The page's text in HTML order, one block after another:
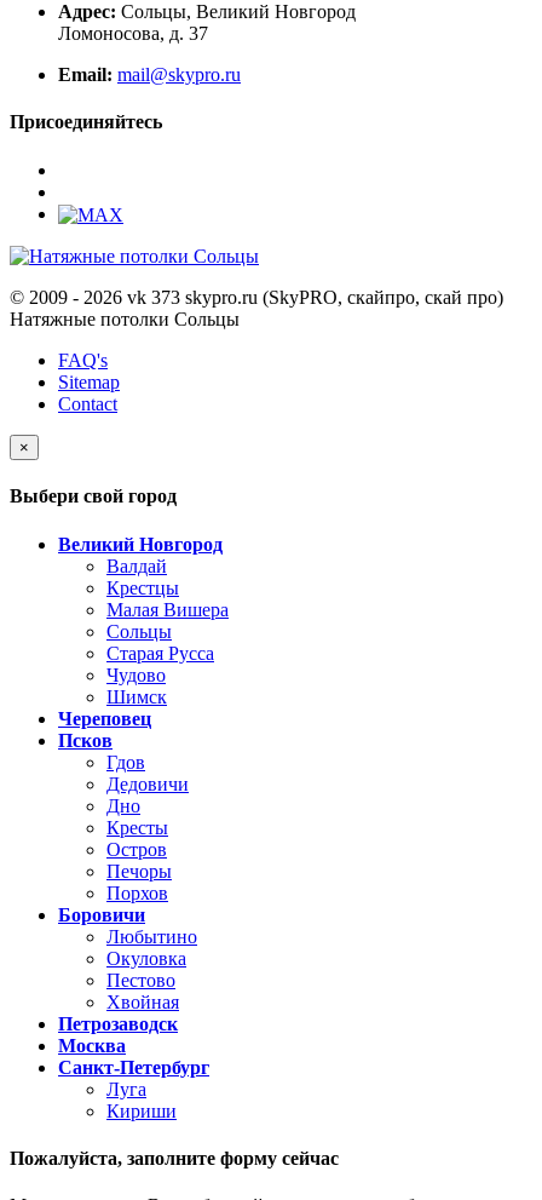
Адрес: Сольцы, Великий Новгород
Ломоносова, д. 37
Email: mail@skypro.ru
Присоединяйтесь
© 2009 - 2026 vk 373 skypro.ru (SkyPRO, скайпро, скай про)
Натяжные потолки Сольцы
FAQ's
Sitemap
Contact
×
Выбери свой город
Великий Новгород
Валдай
Крестцы
Малая Вишера
Сольцы
Старая Русса
Чудово
Шимск
Череповец
Псков
Гдов
Дедовичи
Дно
Кресты
Остров
Печоры
Порхов
Боровичи
Любытино
Окуловка
Пестово
Хвойная
Петрозаводск
Москва
Санкт-Петербург
Луга
Кириши
Пожалуйста, заполните форму сейчас